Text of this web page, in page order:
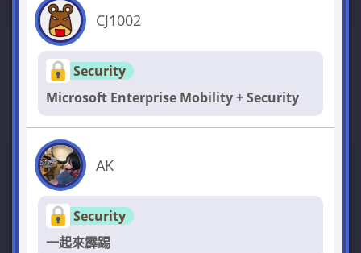
CJ1002
Security
Microsoft Enterprise Mobility + Security
AK
Security
一起來霹踢